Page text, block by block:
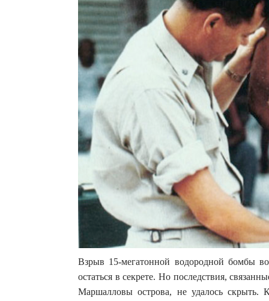
Взрыв 15-мегатонной водородной бомбы
остаться в секрете. Но последствия,
Маршалловы острова, не удалось скрыть.